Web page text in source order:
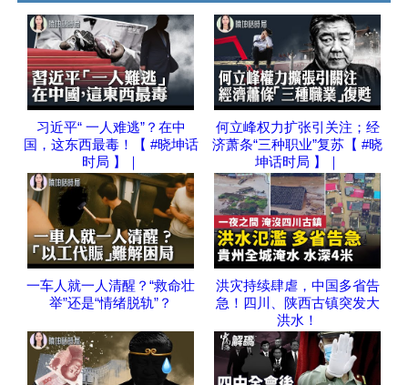
习近平“ 一人难逃”？在中
国，这东西最毒！【 #晓坤话
时局 】｜
何立峰权力扩张引关注；经
济萧条“三种职业”复苏【 #晓
坤话时局 】｜
一车人就一人清醒？“救命壮
举”还是“情绪脱轨”？
洪灾持续肆虐，中国多省告
急！四川、陕西古镇突发大
洪水！